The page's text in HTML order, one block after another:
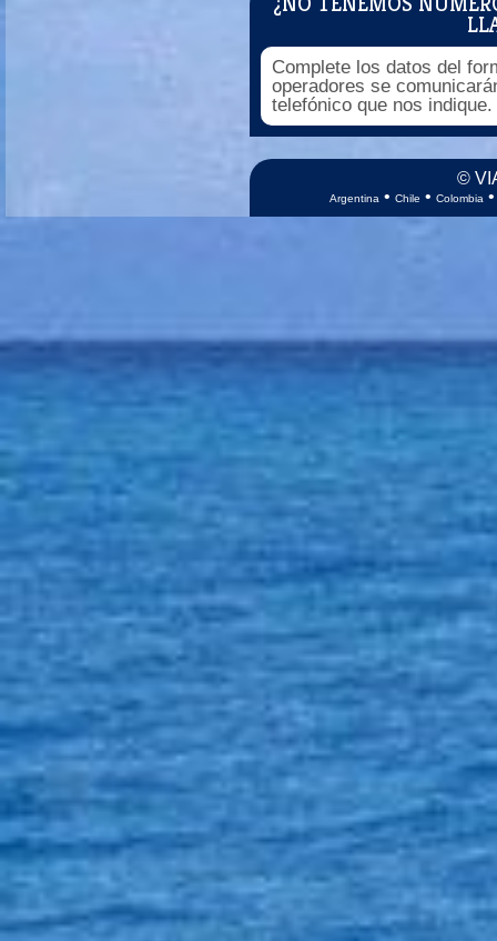
Complete los datos del
operadores se
telefónico que nos indique.
©
Argentina • Chile • Colombia